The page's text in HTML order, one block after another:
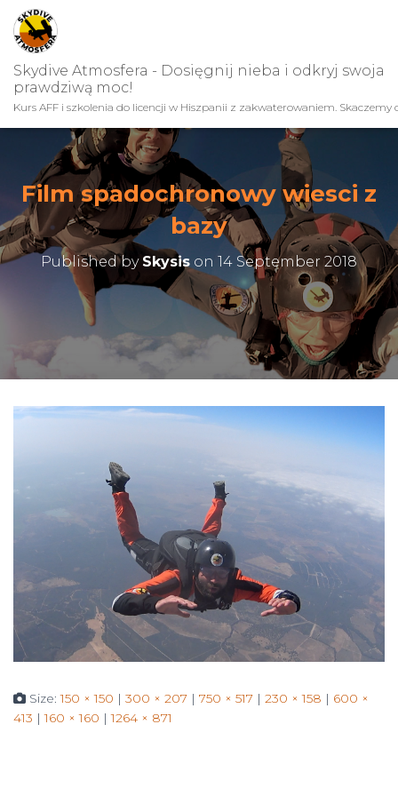
Skydive Atmosfera - Dosięgnij nieba i odkryj swoja
prawdziwą moc!
Kurs AFF i szkolenia do licencji w Hiszpanii z zakwaterowaniem. Skaczemy
Film spadochronowy wiesci z
bazy
Published by Skysis on 14 September 2018
Size:150 × 150 | 300 × 207 | 750 × 517 | 230 × 158 | 600 ×
413 | 160 × 160 | 1264 × 871